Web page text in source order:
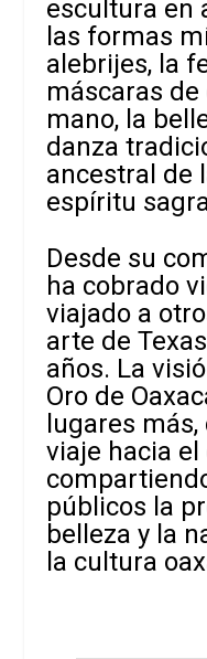
escultura en
las formas
alebrijes, la
máscaras
mano, la
danza
ancestral de
espíritu
Desde su
ha cobrado
viajado a
arte de
años. La
Oro de
lugares
viaje hacia
públicos la
belleza y la
la cultura